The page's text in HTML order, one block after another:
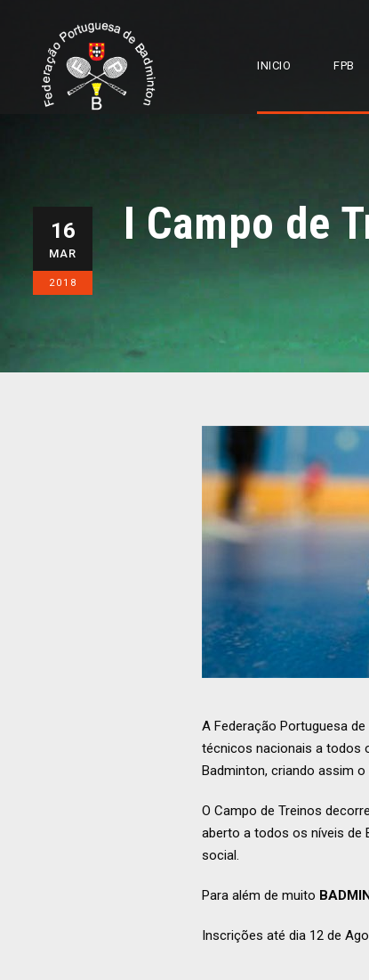
INICIO FPB
16
MAR
2018
I Campo de
A Federação Portuguesa
técnicos nacionais a todos
Badminton, criando assim o
O Campo de Treinos
aberto a todos os níveis de
social.
Para além de muito
Inscrições até dia 12 de